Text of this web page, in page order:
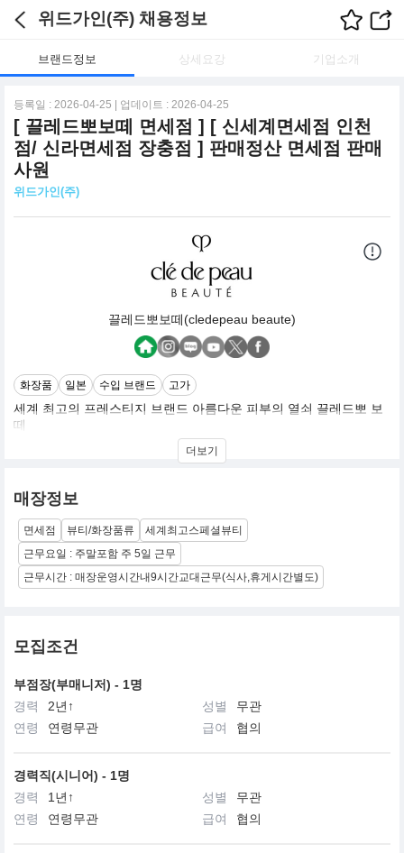
위드가인(주) 채용정보
브랜드정보 상세요강 기업소개
등록일 : 2026-04-25 | 업데이트 : 2026-04-25
[ 끌레드뽀보떼 면세점 ] [ 신세계면세점 인천
점/ 신라면세점 장충점 ] 판매정산 면세점 판매
사원
위드가인(주)
끌레드뽀보떼(cledepeau beaute)
화장품 일본 수입 브랜드 고가
세계 최고의 프레스티지 브랜드 아름다운 피부의 열쇠 끌레드뽀 보
떼
현대적이면서 우아한 감각과 첨단 과한 기술력이 어우러진 최고의
프레스티지 브랜드,끌레드뽀 보떼
‘우리가 세계에서 가장 효과적인 노화방지 트리트먼트를 만들어 낸
다면 어떻게 될까요?’
이 한마디가 세계 최고의 프레스티지 브랜드인 끌레드뽀 보떼의 시
작입니다.
30년 역사의 기술력으로 만들어진 끌레드뽀 보떼는 ‘아름다운 피부
의 열쇠’를 의미하며 최상의 피부를 위한 열쇠와 자신만의 아름다움
으로 가는 문을 제공한다는 생각을 전합니다.
중하여 상류층 여성들 사이에서 그 명성을 얻었습니다.
또한 끌레드뽀 보떼의 대표 제품인 라 크렘므는 국내 럭셔리 화장품
렘므 엥땅시브는 기존의 화장품을 넘어서는 혁신적인 효과와 효능
으로 Beyond Luxury Market을 열었습니다.
지성과 우아한 감각이 빛나는 그곳, 매력적이며, 역동적인 끌레드뽀
니다.
끌레드뽀 보떼는 지적이고 세련된 감각과 환경을 생각하는 여성을
더보기
매장정보
면세점 뷰티/화장품류
세계최고스페셜뷰티
근무요일 : 주말포함 주 5일 근무
근무시간 : 매장운영시간내9시간교대근무(식사,휴게시간별도)
모집조건
부점장(부매니저) - 1명
경력
2년↑ 성별
무관
연령
연령무관 급여 협의
경력직(시니어) - 1명
경력
1년↑ 성별
무관
연령
연령무관 급여 협의